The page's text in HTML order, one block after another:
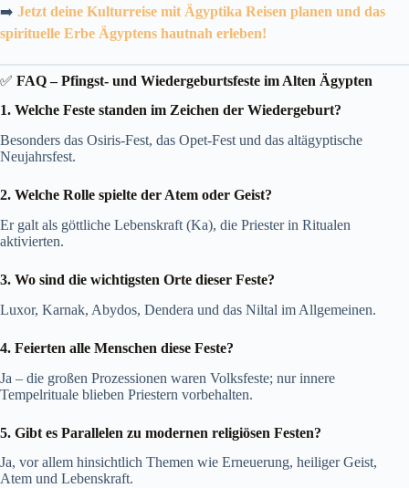
➡️ Jetzt deine Kulturreise mit Ägyptika Reisen planen und das
spirituelle Erbe Ägyptens hautnah erleben!
✅ FAQ – Pfingst- und Wiedergeburtsfeste im Alten Ägypten
1. Welche Feste standen im Zeichen der Wiedergeburt?
Besonders das Osiris-Fest, das Opet-Fest und das altägyptische
Neujahrsfest.
2. Welche Rolle spielte der Atem oder Geist?
Er galt als göttliche Lebenskraft (Ka), die Priester in Ritualen
aktivierten.
3. Wo sind die wichtigsten Orte dieser Feste?
Luxor, Karnak, Abydos, Dendera und das Niltal im Allgemeinen.
4. Feierten alle Menschen diese Feste?
Ja – die großen Prozessionen waren Volksfeste; nur innere
Tempelrituale blieben Priestern vorbehalten.
5. Gibt es Parallelen zu modernen religiösen Festen?
Ja, vor allem hinsichtlich Themen wie Erneuerung, heiliger Geist,
Atem und Lebenskraft.